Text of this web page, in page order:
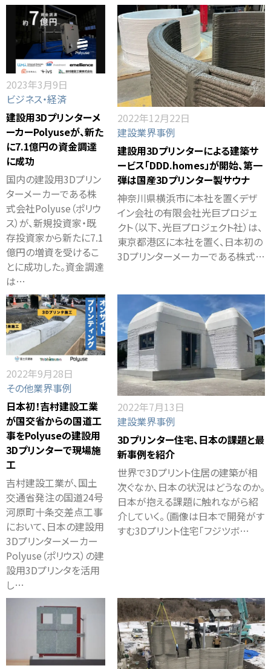
2023年3月9日
ビジネス・経済
建設用3Dプリンターメ
ーカーPolyuseが、新た
に7.1億円の資金調達
に成功
国内の建設用3Dプリン
ターメーカーである株
式会社Polyuse（ポリウ
ス）が、新規投資家・既
存投資家から新たに7.1
億円の増資を受けるこ
とに成功した。資金調達
は…
2022年12月22日
建設業界事例
建設用3Dプリンターによる建築サ
ービス「DDD.homes」が開始、第一
弾は国産3Dプリンター製サウナ
神奈川県横浜市に本社を置くデザ
イン会社の有限会社光巨プロジェ
クト（以下、光巨プロジェクト社）は、
東京都港区に本社を置く、日本初の
3Dプリンターメーカーである株式…
2022年9月28日
その他業界事例
日本初！吉村建設工業
が国交省からの国道工
事をPolyuseの建設用
3Dプリンターで現場施
工
吉村建設工業が、国土
交通省発注の国道24号
河原町十条交差点工事
において、日本の建設用
3Dプリンターメーカー
Polyuse（ポリウス）の建
設用3Dプリンタを活用
し…
2022年7月13日
建設業界事例
3Dプリンター住宅、日本の課題と最
新事例を紹介
世界で3Dプリント住居の建築が相
次ぐなか、日本の状況はどうなのか。
日本が抱える課題に触れながら紹
介していく。（画像は日本で開発がす
すむ3Dプリント住宅「フジツボ…